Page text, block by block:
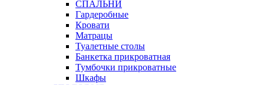
СПАЛЬНИ
Гардеробные
Кровати
Матрацы
Туалетные столы
Банкетка прикроватная
Тумбочки прикроватные
Шкафы